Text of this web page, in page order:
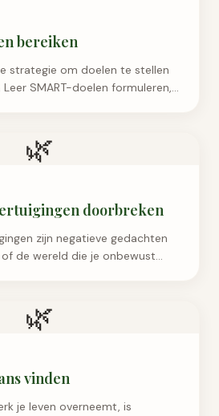
bereiken
strategie om doelen te stellen
SMART-doelen formuleren,
🌿
doorbreken
zijn negatieve gedachten
de wereld die je onbewust
🌿
vinden
je leven overneemt, is